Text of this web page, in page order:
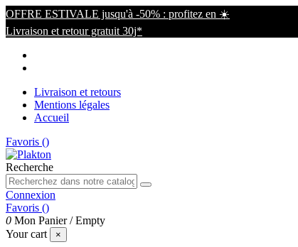
OFFRE ESTIVALE jusqu'à -50% : profitez en ☀️
Livraison et retour gratuit 30j*
Livraison et retours
Mentions légales
Accueil
Favoris ()
Recherche
Connexion
Favoris ()
0 Mon Panier /Empty
Your cart
×